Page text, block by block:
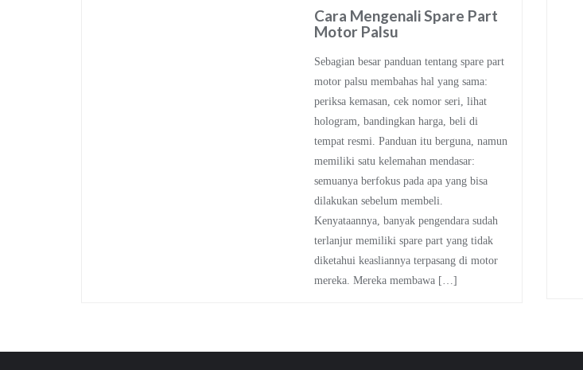
Cara Mengenali Spare Part
Motor Palsu
Sebagian besar panduan tentang spare part
motor palsu membahas hal yang sama:
periksa kemasan, cek nomor seri, lihat
hologram, bandingkan harga, beli di
tempat resmi. Panduan itu berguna, namun
memiliki satu kelemahan mendasar:
semuanya berfokus pada apa yang bisa
dilakukan sebelum membeli.
Kenyataannya, banyak pengendara sudah
terlanjur memiliki spare part yang tidak
diketahui keasliannya terpasang di motor
mereka. Mereka membawa […]